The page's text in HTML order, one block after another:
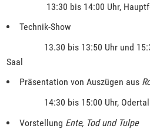
13:30 bis 14:00 Uhr,
Technik-Show
13.30 bis 13:50 Uhr und 15:30
Saal
Präsentation von Auszügen aus
14:30 bis 15:00 Uhr,
Vorstellung Ente, Tod und Tulpe